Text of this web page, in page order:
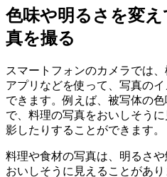
色味や明るさを変
真を撮る
スマートフォンのカメラでは
アプリなどを使って、写真の
できます。例えば、被写体の
で、料理の写真をおいしそう
影したりすることができます。
料理や食材の写真は、明るさ
おいしそうに見えることがあ